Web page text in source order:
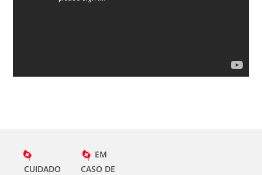
CUIDADO
EM
CASO DE